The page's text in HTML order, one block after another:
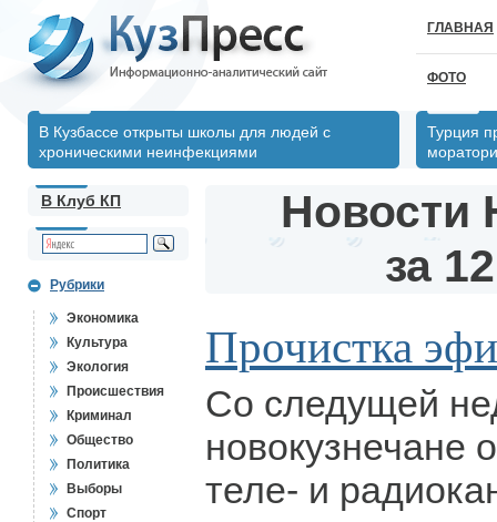
ГЛАВНАЯ
ФОТО
В Кузбассе открыты школы для людей с
хроническими неинфекциями
Турция
В Клуб КП
Рубрики
Экономика
Культура
Экология
Происшествия
Криминал
Общество
Политика
Выборы
Спорт
Новости
за
Прочистка
Со следущей
новокузнечане
теле- и